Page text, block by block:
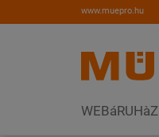
www.muepro.hu
WEBáRUHàZ